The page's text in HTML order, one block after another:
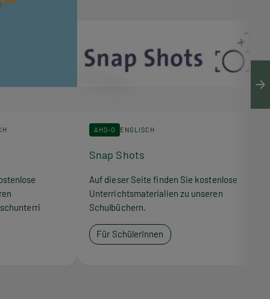
AHS-O ENGLISCH
Snap Shots
Auf dieser Seite finden Sie kostenlose
Unterrichtsmaterialien zu unseren
Schulbüchern.
Für SchülerInnen